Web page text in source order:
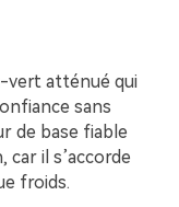
vert atténué qui
sans
de base fiable
car il s’accorde
froids.